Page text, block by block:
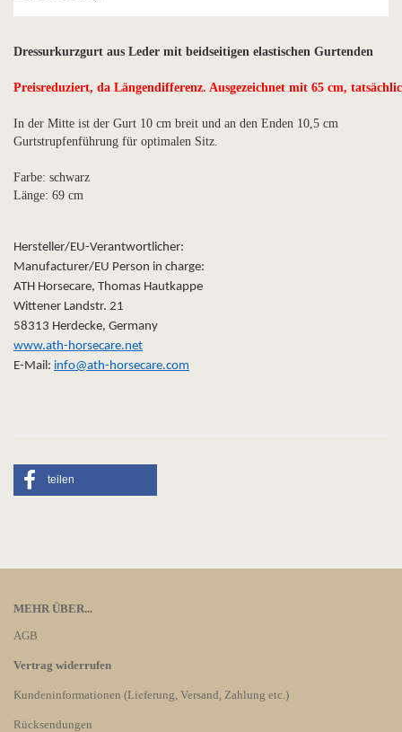
Dressurkurzgurt aus Leder mit beidseitigen elastischen Gurtenden
Preisreduziert, da Längendifferenz. Ausgezeichnet mit 65 cm,
In der Mitte ist der Gurt 10 cm breit und an den Enden 10,5 cm
Gurtstrupfenführung für optimalen Sitz.
Farbe: schwarz
Länge: 69 cm
Hersteller/EU-Verantwortlicher:
Manufacturer/EU Person in charge:
ATH Horsecare, Thomas Hautkappe
Wittener Landstr. 21
58313 Herdecke, Germany
www.ath-horsecare.net
E-Mail: info@ath-horsecare.com
teilen
MEHR ÜBER...
AGB
Vertrag widerrufen
Kundeninformationen (Lieferung, Versand, Zahlung etc.)
Rücksendungen